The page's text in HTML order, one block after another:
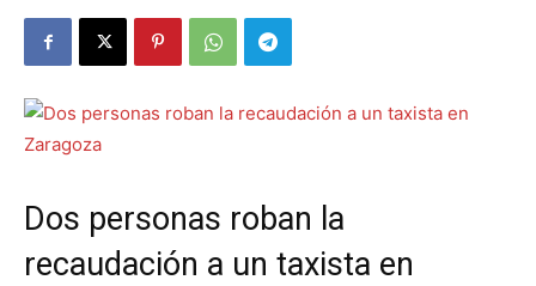
Dos personas roban la
recaudación a un taxista en